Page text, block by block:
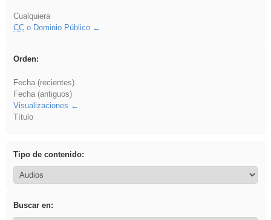
Cualquiera
CCo Dominio Público
Orden:
Fecha (recientes)
Fecha (antiguos)
Visualizaciones
Título
Tipo de contenido:
Buscar en: